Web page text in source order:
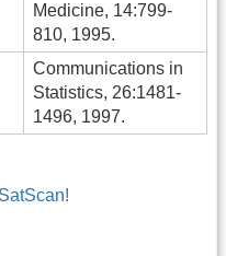
Medicine, 14:799-
810, 1995.
Communications in
Statistics, 26:1481-
1496, 1997.